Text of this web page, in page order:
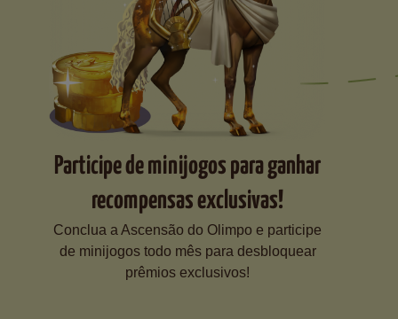
Participe de minijogos para ganhar
recompensas exclusivas!
Conclua a Ascensão do Olimpo e participe
de minijogos todo mês para desbloquear
prêmios exclusivos!